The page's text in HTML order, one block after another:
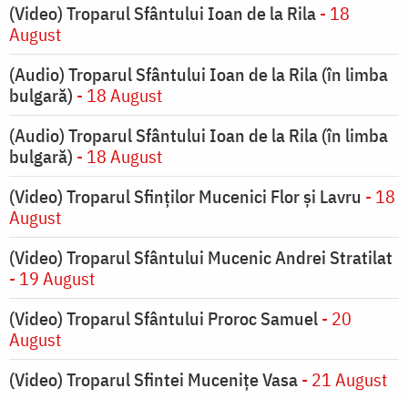
(Video) Troparul Sfântului Ioan de la Rila- 18
August
(Audio) Troparul Sfântului Ioan de la Rila (în limba
bulgară) - 18 August
(Audio) Troparul Sfântului Ioan de la Rila (în limba
bulgară) - 18 August
(Video) Troparul Sfinților Mucenici Flor și Lavru - 18
August
(Video) Troparul Sfântului Mucenic Andrei Stratilat
- 19 August
(Video) Troparul Sfântului Proroc Samuel- 20
August
(Video) Troparul Sfintei Mucenițe Vasa- 21 August